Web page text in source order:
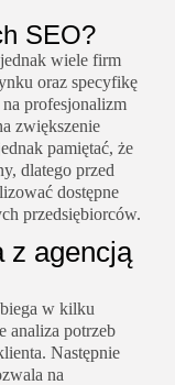
SEO?
wiele firm
oraz specyfikę
profesjonalizm
zwiększenie
pamiętać, że
dlatego przed
dostępne
przedsiębiorców.
z agencją
w kilku
analiza potrzeb
Następnie
na